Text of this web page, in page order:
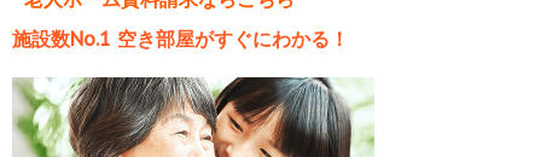
施設数No.1 空き部屋がすぐにわかる！